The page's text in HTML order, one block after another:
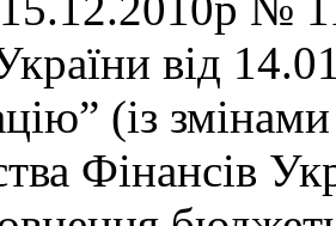
від
(із
Фінансів